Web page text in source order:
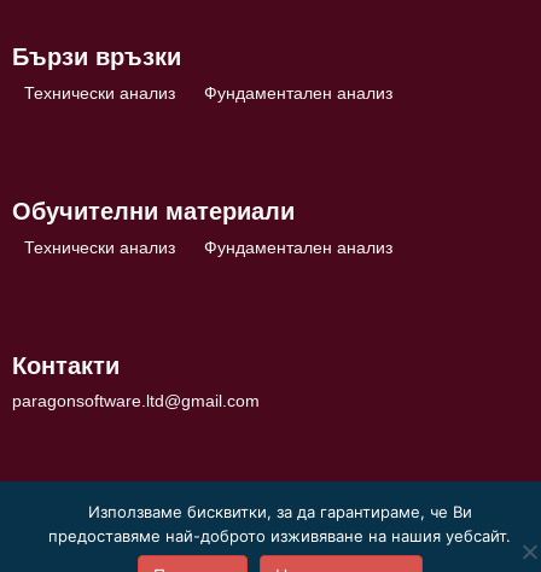
Бързи връзки
Технически анализ Фундаментален анализ
Обучителни материали
Технически анализ Фундаментален анализ
Контакти
paragonsoftware.ltd@gmail.com
Използваме бисквитки, за да гарантираме, че Ви
предоставяме най-доброто изживяване на нашия уебсайт.